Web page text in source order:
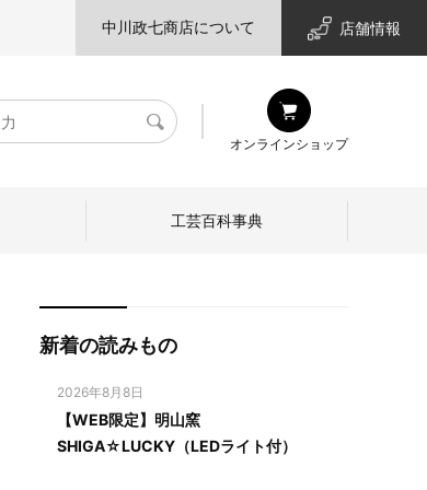
中川政七商店について 店舗情報
検
オンラインショップ
工芸百科事典
新着の読みもの
2026年8月8日
【WEB限定】明山窯
SHIGA☆LUCKY（LEDライト付）